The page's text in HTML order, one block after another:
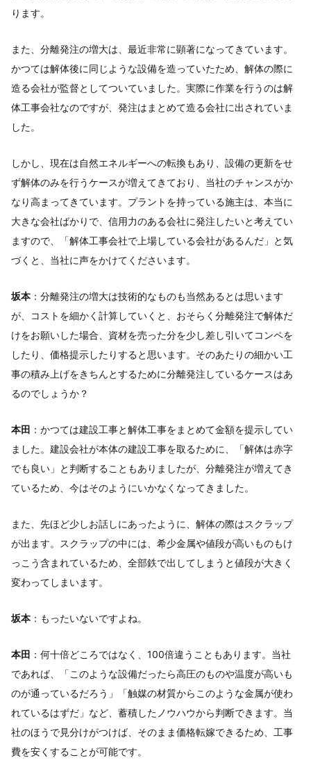
ります。
また、分離発注の増大は、最近非常に顕著になってきています。
かつては解体後に同じような設備を造っていたため、解体の際に
造る会社が監督としてついていました。実際に作業を行うのは解
体工事会社なのですが、発注はまとめて造る会社に出されていま
した。
しかし、現在は自然エネルギーへの転換もあり、設備の更新をせ
ず解体のみを行うケースが増えてきており、当社のチャンスがか
なり高まってきています。プラントを持っている施主は、本当に
大きな会社ばかりで、信用力のある会社に発注したいと考えてい
ますので、「解体工事会社で上場している会社があるんだ」と気
づくと、当社に声をかけてくださいます。
坂本 ：分離発注の増大は技術的なものも当然あるとは思います
が、コストを細かく計算していくと、おそらく分離発注で解体だ
けをお願いした場合、資材を売った分を少し差し引いてコンペを
したり、価格提示したりすると思います。そのあたりの細かい工
事の積み上げをきちんとするために分離発注しているケースはあ
るのでしょうか？
本田 ：かつては建設工事と解体工事をまとめて金額を提示してい
ました。建設会社が本体の建設工事を取るために、「解体は赤字
でも良い」と判断することもありましたが、分離発注が増えてき
ているため、今はそのようにいかなくなってきました。
また、先ほど少しお話しにあったように、解体の際はスクラップ
が出ます。スクラップの中には、希少金属や値段が高いものもけ
っこう含まれているため、全部鉄で出してしまうと値段が大きく
変わってしまいます。
坂本 ：もったいないですよね。
本田 ：何十倍どころではなく、100倍違うこともあります。当社
であれば、「このような設備だったら高圧のものや温度が高いも
のが通っているだろう」「触媒の材質からこのような金属が使わ
れているはずだ」など、蓄積したノウハウから判断できます。当
社のほうで見分けがつけば、そのまま価格転嫁できるため、工事
費を安くすることが可能です。